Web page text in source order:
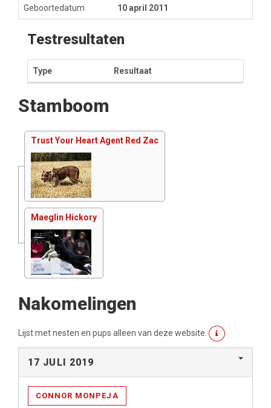
Geboortedatum 10 april 2011
Testresultaten
Type Resultaat
Stamboom
Trust Your Heart Agent Red Zac
Maeglin Hickory
Nakomelingen
Lijst met nesten en pups alleen van deze website.
17 JULI 2019
CONNOR MONPEJA